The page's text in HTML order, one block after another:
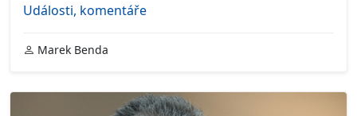
Události, komentáře
Marek Benda